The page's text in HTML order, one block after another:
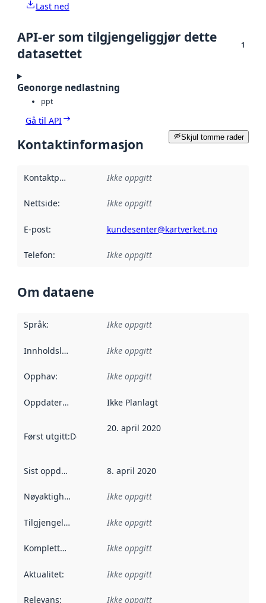
Last ned
API-er som tilgjengeliggjør dette
datasettet
1
Geonorge nedlastning
ppt
Gå til API
Skjul tomme rader
Kontaktinformasjon
Kontaktpunkt Ikke oppgitt
Nettside: Ikke oppgitt
E-post: kundesenter@kartverket.no
Telefon: Ikke oppgitt
Om dataene
Språk: Ikke oppgitt
Innholdsleverandører :
Ikke oppgitt
Opphav: Ikke oppgitt
Oppdateringsfrekvens :
Ikke Planlagt
Først utgitt:Denne datoen sier når dataene i dette
20. april 2020
Sist oppdatert 8. april 2020
Nøyaktighet Ikke oppgitt
Tilgjengelighet Ikke oppgitt
Kompletthet Ikke oppgitt
Aktualitet: Ikke oppgitt
Relevans: Ikke oppgitt